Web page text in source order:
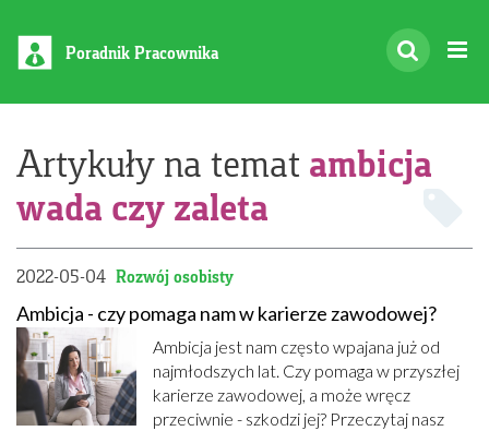
Poradnik Pracownika
Artykuły na temat ambicja
wada czy zaleta
2022-05-04 Rozwój osobisty
Ambicja - czy pomaga nam w karierze zawodowej?
Ambicja jest nam często wpajana już od
najmłodszych lat. Czy pomaga w przyszłej
karierze zawodowej, a może wręcz
przeciwnie - szkodzi jej? Przeczytaj nasz